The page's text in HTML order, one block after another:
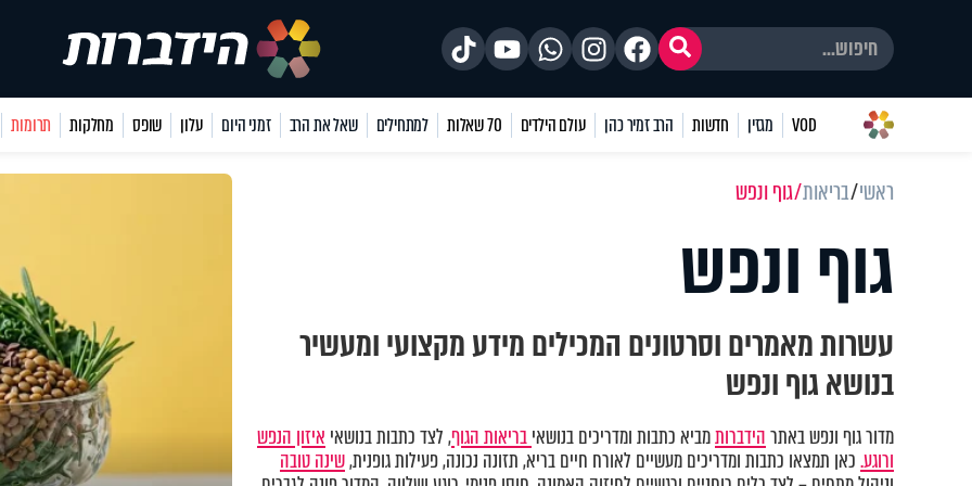
VOD מגזין חדשות הרב זמיר כהן עולם הילדים 70 שאלות למתחילים שאל את הרב זמני היום עלון שופס מחלקות תרומות
ראשי בריאות גוף ונפש
גוף ונפש
עשרות מאמרים וסרטונים המכילים מידע מקצועי ומעשיר
בנושא גוף ונפש
מדור גוף ונפש באתרהידברותמביא כתבות ומדריכים בנושאיבריאות הגוף, לצד כתבות בנושאי איזון הנפש
ורוגע.כאן תמצאו כתבות ומדריכים מעשיים לאורח חיים בריא, תזונה נכונה, פעילות גופנית,שינה טובה